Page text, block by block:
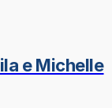
e Michelle